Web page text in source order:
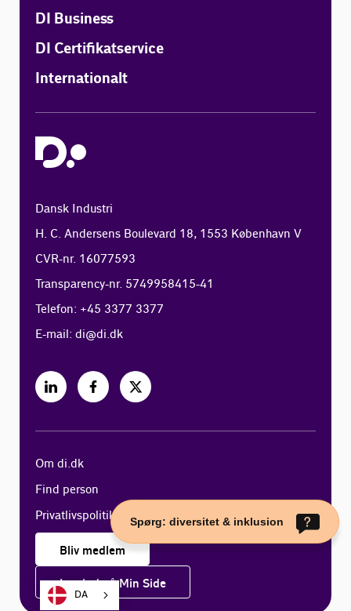
DI Business
DI Certifikatservice
Internationalt
Dansk Industri
H. C. Andersens Boulevard 18, 1553 København V
CVR-nr. 16077593
Transparency-nr. 5749958415-41
Telefon: +45 3377 3377
E-mail:di@di.dk
Om di.dk
Find person
Privatlivspolitik
Bliv medlem
Log ind på Min Side
DA
Spørg: diversitet & inklusion